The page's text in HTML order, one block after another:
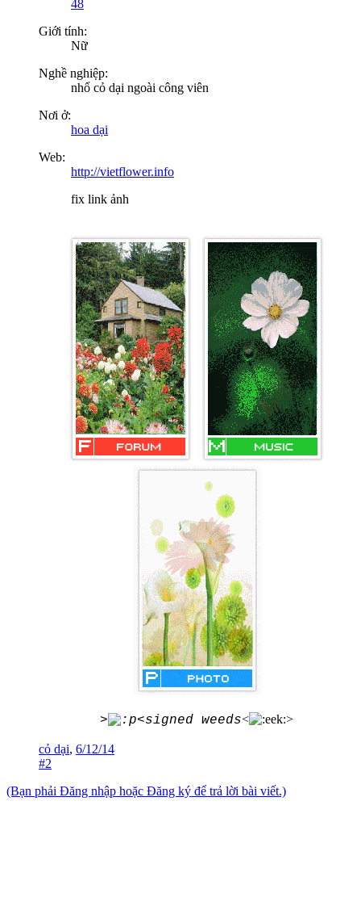
48
Giới tính:
Nữ
Nghề nghiệp:
nhổ cỏ dại ngoài công viên
Nơi ở:
hoa dại
Web:
http://vietflower.info
fix link ảnh
> <signed weeds< >
cỏ dại, 6/12/14
#2
(Bạn phải Đăng nhập hoặc Đăng ký để trả lời bài viết.)